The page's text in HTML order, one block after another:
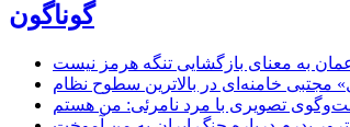
گوناگون
عمان به معنای بازگشایی تنگه هرمز نیست
مجتبی خامنه‌ای در بالاترین سطوح نظام